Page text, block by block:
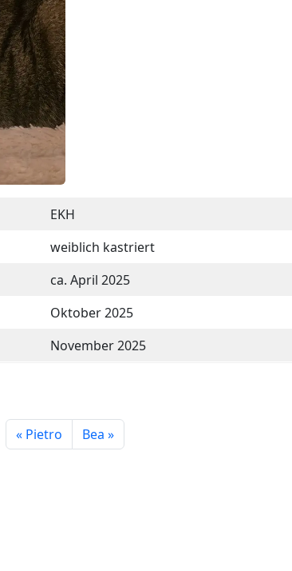
EKH
weiblich kastriert
ca. April 2025
Oktober 2025
November 2025
Pietro Bea